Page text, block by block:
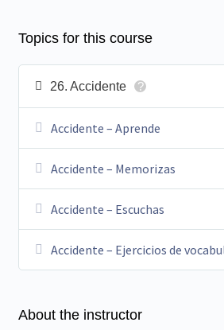
Topics for this course
26. Accidente ?
Accidente – Aprende
Accidente – Memorizas
Accidente – Escuchas
Accidente – Ejercicios de
About the instructor